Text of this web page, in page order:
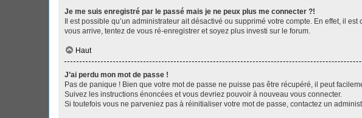
Je me suis enregistré par le passé mais je ne peux plus me connecter ?!
Il est possible qu’un administrateur ait désactivé ou supprimé votre compte. En effet, il
vous arrive, tentez de vous ré-enregistrer et soyez plus investi sur le forum.
Haut
J’ai perdu mon mot de passe !
Pas de panique ! Bien que votre mot de passe ne puisse pas être récupéré, il peut
Suivez les instructions énoncées et vous devriez pouvoir à nouveau vous connecter.
Si toutefois vous ne parveniez pas à réinitialiser votre mot de passe, contactez un